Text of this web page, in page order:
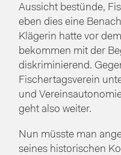
Aussicht bestünde,
eben dies eine
Klägerin hatte vor
bekommen mit der
diskriminierend.
Fischertagsverein
und
geht also weiter.
Nun müsste man
seines historischen